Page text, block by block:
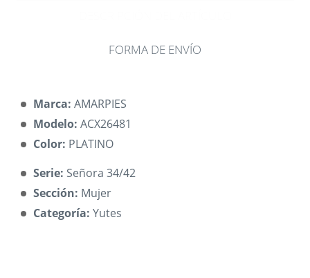
FORMA DE ENVÍO
Marca: AMARPIES
Modelo: ACX26481
Color: PLATINO
Serie: Señora 34/42
Sección: Mujer
Categoría: Yutes